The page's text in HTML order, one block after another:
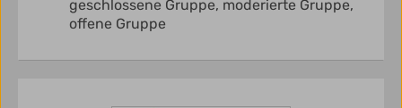
geschlossene Gruppe, moderierte Gruppe,
offene Gruppe